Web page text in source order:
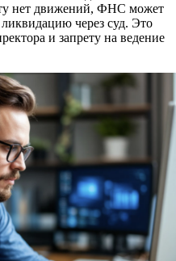
нет движений, ФНС может
через суд. Это
и запрету на ведение